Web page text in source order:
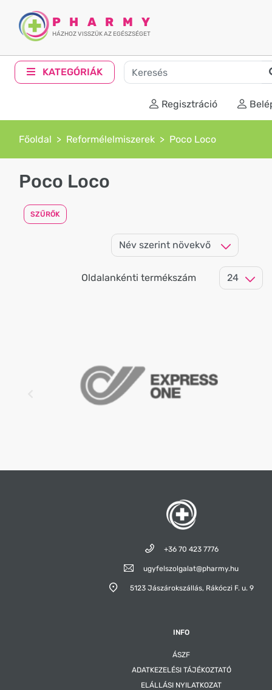
PHARMY
HÁZHOZ VISSZÜK AZ EGÉSZSÉGET
KATEGÓRIÁK
Regisztráció
Főoldal Reformélelmiszerek Poco Loco
Poco Loco
SZŰRŐK
Oldalankénti termékszám
+36 70 423 7776
ugyfelszolgalat@pharmy.hu
5123 Jászárokszállás, Rákóczi F. u. 9
INFO
ÁSZF
ADATKEZELÉSI TÁJÉKOZTATÓ
ELÁLLÁSI NYILATKOZAT